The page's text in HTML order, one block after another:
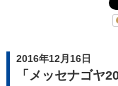
2016年12月16日
「メッセナゴヤ